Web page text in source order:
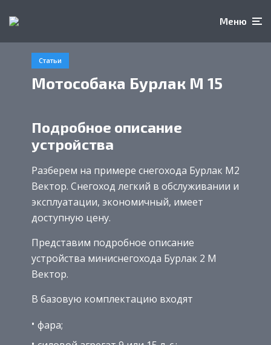
Меню
Статьи
Мотособака Бурлак М 15
Подробное описание
устройства
Разберем на примере снегохода Бурлак М2
Вектор. Снегоход легкий в обслуживании и
эксплуатации, экономичный, имеет
доступную цену.
Представим подробное описание
устройства миниснегохода Бурлак 2 М
Вектор.
В базовую комплектацию входят
фара;